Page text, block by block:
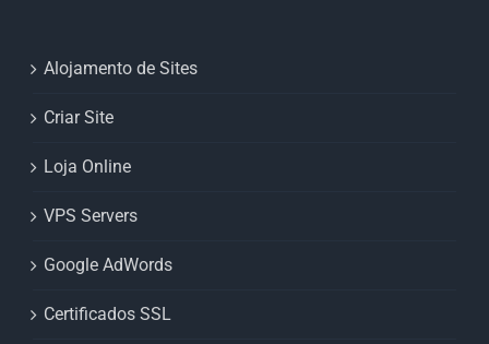
Alojamento de Sites
Criar Site
Loja Online
VPS Servers
Google AdWords
Certificados SSL